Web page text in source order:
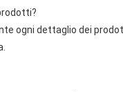
ogni dettaglio dei